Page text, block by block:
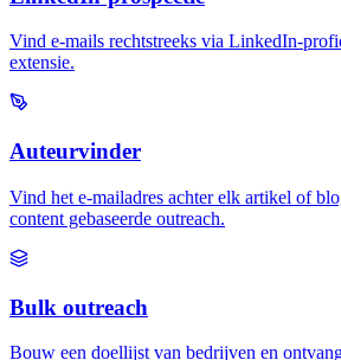
Vind e-mails rechtstreeks via LinkedIn-
extensie.
Auteurvinder
Vind het e-mailadres achter elk artikel of
content gebaseerde outreach.
Bulk outreach
Bouw een doellijst van bedrijven en